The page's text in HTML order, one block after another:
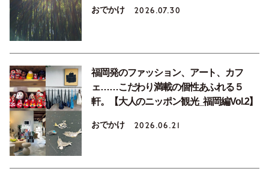
おでかけ 2026.07.30
福岡発のファッション、アート、カフ
ェ……こだわり満載の個性あふれる５
軒。【大人のニッポン観光_福岡編Vol.2】
おでかけ 2026.06.21